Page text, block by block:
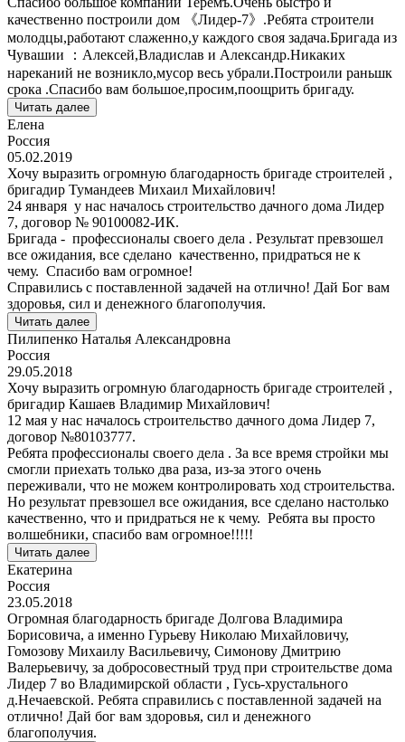
качественно построили дом 《Лидер-7》.Ребята строители
молодцы,работают слаженно,у каждого своя задача.Бригада из
Чувашии ：Алексей,Владислав и Александр.Никаких
нареканий не возникло,мусор весь убрали.Построили раньшк
срока .Спасибо вам большое,просим,поощрить бригаду.
Читать далее
Елена
Россия
05.02.2019
Хочу выразить огромную благодарность бригаде строителей ,
бригадир Тумандеев Михаил Михайлович!
24 января у нас началось строительство дачного дома Лидер
7, договор № 90100082-ИК.
Бригада - профессионалы своего дела . Результат превзошел
все ожидания, все сделано качественно, придраться не к
чему. Спасибо вам огромное!
Справились с поставленной задачей на отлично! Дай Бог вам
здоровья, сил и денежного благополучия.
Читать далее
Пилипенко Наталья Александровна
Россия
29.05.2018
Хочу выразить огромную благодарность бригаде строителей ,
бригадир Кашаев Владимир Михайлович!
12 мая у нас началось строительство дачного дома Лидер 7,
договор №80103777.
Ребята профессионалы своего дела . За все время стройки мы
смогли приехать только два раза, из-за этого очень
переживали, что не можем контролировать ход строительства.
Но результат превзошел все ожидания, все сделано настолько
качественно, что и придраться не к чему. Ребята вы просто
волшебники, спасибо вам огромное!!!!!
Читать далее
Екатерина
Россия
23.05.2018
Огромная благодарность бригаде Долгова Владимира
Борисовича, а именно Гурьеву Николаю Михайловичу,
Гомозову Михаилу Васильевичу, Симонову Дмитрию
Валерьевичу, за добросовестный труд при строительстве дома
Лидер 7 во Владимирской области , Гусь-хрустального
д.Нечаевской. Ребята справились с поставленной задачей на
отлично! Дай бог вам здоровья, сил и денежного
благополучия.